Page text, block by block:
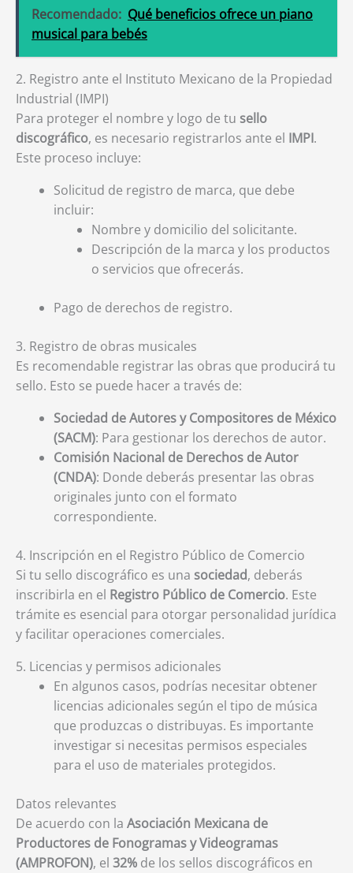
Recomendado: Qué beneficios ofrece un piano
musical para bebés
2. Registro ante el Instituto Mexicano de la Propiedad
Industrial (IMPI)
Para proteger el nombre y logo de tu sello
discográfico, es necesario registrarlos ante el IMPI.
Este proceso incluye:
Solicitud de registro de marca, que debe
incluir:
Nombre y domicilio del solicitante.
Descripción de la marca y los productos
o servicios que ofrecerás.
Pago de derechos de registro.
3. Registro de obras musicales
Es recomendable registrar las obras que producirá tu
sello. Esto se puede hacer a través de:
Sociedad de Autores y Compositores de México
(SACM): Para gestionar los derechos de autor.
Comisión Nacional de Derechos de Autor
(CNDA): Donde deberás presentar las obras
originales junto con el formato
correspondiente.
4. Inscripción en el Registro Público de Comercio
Si tu sello discográfico es una sociedad, deberás
inscribirla en el Registro Público de Comercio. Este
trámite es esencial para otorgar personalidad jurídica
y facilitar operaciones comerciales.
5. Licencias y permisos adicionales
En algunos casos, podrías necesitar obtener
licencias adicionales según el tipo de música
que produzcas o distribuyas. Es importante
investigar si necesitas permisos especiales
para el uso de materiales protegidos.
Datos relevantes
De acuerdo con la Asociación Mexicana de
Productores de Fonogramas y Videogramas
(AMPROFON), el 32% de los sellos discográficos en